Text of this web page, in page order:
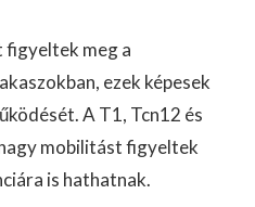
figyeltek meg a
ezek képesek
A T1, Tcn12 és
mobilitást figyeltek
is hathatnak.